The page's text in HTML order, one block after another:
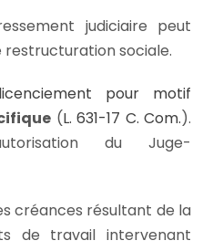
judiciaire peut
sociale.
licenciement pour motif
(L. 631-17 C. Com.).
du Juge-
créances résultant de la
de travail intervenant